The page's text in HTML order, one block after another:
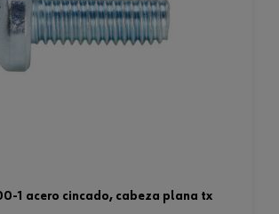
1 acero cincado, cabeza plana tx